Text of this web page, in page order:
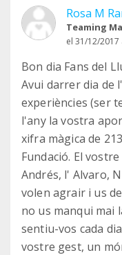
Rosa M
Teaming
el 31/12/2017
Bon dia Fans del
Avui darrer dia de
experiències (ser
l'any la vostra
xifra màgica de
Fundació. El
Andrés, l' Alvaro,
volen agrair i us
no us manqui mai
sentiu-vos cada
vostre gest, un